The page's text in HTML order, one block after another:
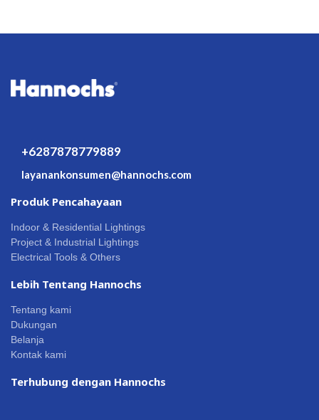
+6287878779889
layanankonsumen@hannochs.com
Produk Pencahayaan
Indoor & Residential Lightings
Project & Industrial Lightings
Electrical Tools & Others
Lebih Tentang Hannochs
Tentang kami
Dukungan
Belanja
Kontak kami
Terhubung dengan Hannochs